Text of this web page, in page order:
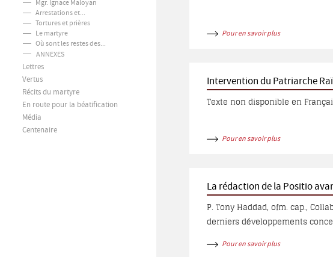
Mgr. Ignace Maloyan
Arrestations et...
Tortures et prières
Le martyre
Où sont les restes des...
ANNEXES
Lettres
Vertus
Récits du martyre
En route pour la béatification
Média
Centenaire
Pour en savoir plus
Intervention du Patriarche
Pour en savoir plus
La rédaction de la Positio
P. Tony Haddad, ofm. cap.,
derniers développements
Pour en savoir plus